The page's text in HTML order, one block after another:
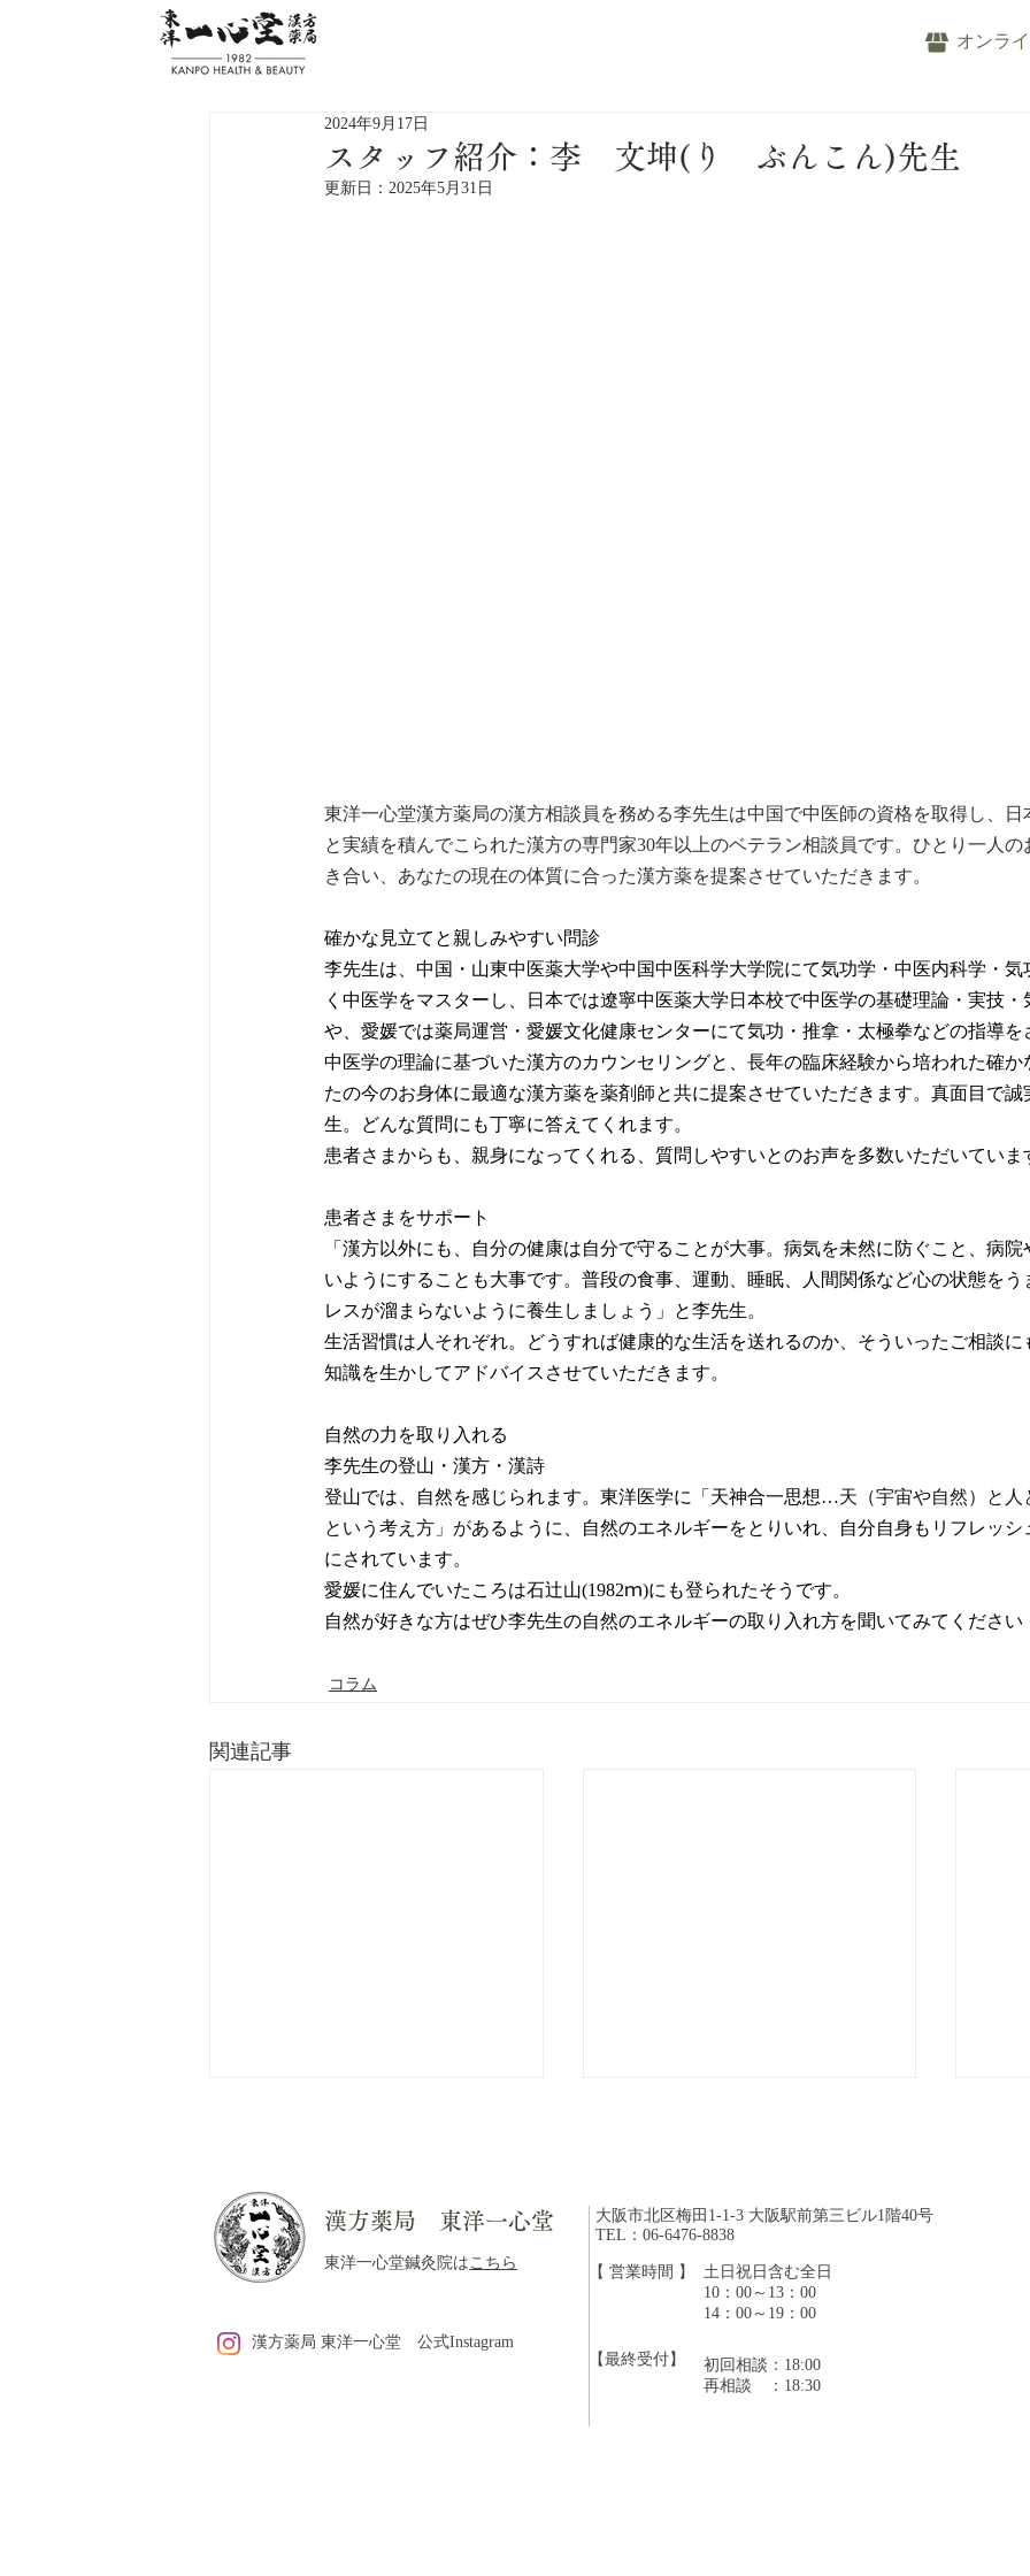
オンラ
スタッフ紹介：李 文坤(り ぶんこん)先生
2024年9月17日
更新日： 2025年5月31日
東洋一心堂漢方薬局の漢方相談員を務める李先生は中国で中医師の資格を取得し、日
と実績を積んでこられた漢方の専門家30年以上のベテラン相談員です。ひとり一人
き合い、あなたの現在の体質に合った漢方薬を提案させていただきます。
確かな見立てと親しみやすい問診
李先生は、中国・山東中医薬大学や中国中医科学大学院にて気功学・中医内科学・気
く中医学をマスターし、日本では遼寧中医薬大学日本校で中医学の基礎理論・実技
や、愛媛では薬局運営・愛媛文化健康センターにて気功・推拿・太極拳などの指導を
中医学の理論に基づいた漢方のカウンセリングと、長年の臨床経験から培われた確か
たの今のお身体に最適な漢方薬を薬剤師と共に提案させていただきます。真面目で誠
生。どんな質問にも丁寧に答えてくれます。
患者さまからも、親身になってくれる、質問しやすいとのお声を多数いただいていま
患者さまをサポート
「漢方以外にも、自分の健康は自分で守ることが大事。病気を未然に防ぐこと、病
いようにすることも大事です。普段の食事、運動、睡眠、人間関係など心の状態をう
レスが溜まらないように養生しましょう」と李先生。
生活習慣は人それぞれ。どうすれば健康的な生活を送れるのか、そういったご相談に
知識を生かしてアドバイスさせていただきます。
自然の力を取り入れる
李先生の登山・漢方・漢詩
登山では、自然を感じられます。東洋医学に「天神合一思想…天（宇宙や自然）と
という考え方」があるように、自然のエネルギーをとりいれ、自分自身もリフレッシ
にされています。
愛媛に住んでいたころは石辻山(1982ｍ)にも登られたそうです。
自然が好きな方はぜひ李先生の自然のエネルギーの取り入れ方を聞いてみてください
コラム
関連記事
「夏の養生」
「体に良い」は魔法の言葉で
はありません
漢方薬局 東洋一心堂
東洋一心堂鍼灸院はこちら
漢方薬局 東洋一心堂 公式Instagram
大阪市北区梅田1-1-3 大阪駅前第三ビル1階40号
TEL：06-6476-8838
【 営業時間 】
​土日祝日含む全日
10：00～13：00
14：00～19：00
【最終受付】
初回相談：18:00
​再相談 ：18:30